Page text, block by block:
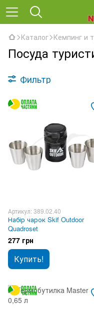
Каталог Кемпинг и
Посуда
Фильтр
Артикул: 389.02.40
Набір чарок Skif Outdoor
Quadroset
277 грн
Купить!